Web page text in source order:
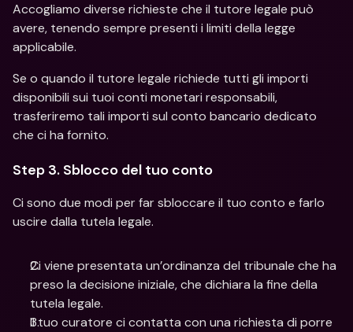
Accogliamo diverse richieste che il tutore legale può
avere, tenendo sempre presenti i limiti della legge
applicabile.
Se o quando il tutore legale richiede tutti gli importi
disponibili sui tuoi conti monetari responsabili,
trasferiremo tali importi sul conto bancario dedicato
che ci ha fornito.
Step 3. Sblocco del tuo conto
Ci sono due modi per far sbloccare il tuo conto e farlo
uscire dalla tutela legale.
Ci viene presentata un’ordinanza del tribunale che ha
preso la decisione iniziale, che dichiara la fine della
tutela legale.
Il tuo curatore ci contatta con una richiesta di porre